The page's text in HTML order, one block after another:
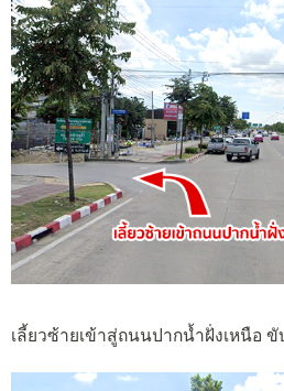
เลี้ยวซ้ายเข้าสู่ถนนปากน้ำฝั่งเหนือ